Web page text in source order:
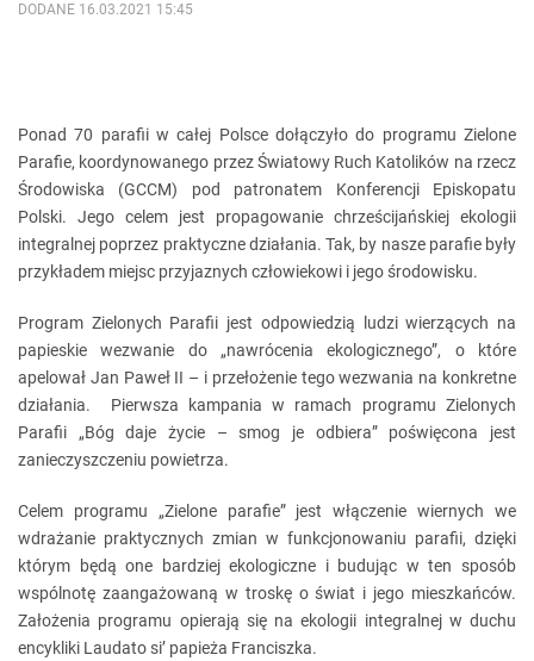
DODANE 16.03.2021 15:45
Ponad 70 parafii w całej Polsce dołączyło do programu Zielone
Parafie, koordynowanego przez Światowy Ruch Katolików na rzecz
Środowiska (GCCM) pod patronatem Konferencji Episkopatu
Polski. Jego celem jest propagowanie chrześcijańskiej ekologii
integralnej poprzez praktyczne działania. Tak, by nasze parafie były
przykładem miejsc przyjaznych człowiekowi i jego środowisku.
Program Zielonych Parafii jest odpowiedzią ludzi wierzących na
papieskie wezwanie do „nawrócenia ekologicznego”, o które
apelował Jan Paweł II – i przełożenie tego wezwania na konkretne
działania. Pierwsza kampania w ramach programu Zielonych
Parafii „Bóg daje życie – smog je odbiera” poświęcona jest
zanieczyszczeniu powietrza.
Celem programu „Zielone parafie” jest włączenie wiernych we
wdrażanie praktycznych zmian w funkcjonowaniu parafii, dzięki
którym będą one bardziej ekologiczne i budując w ten sposób
wspólnotę zaangażowaną w troskę o świat i jego mieszkańców.
Założenia programu opierają się na ekologii integralnej w duchu
encykliki Laudato si’ papieża Franciszka.